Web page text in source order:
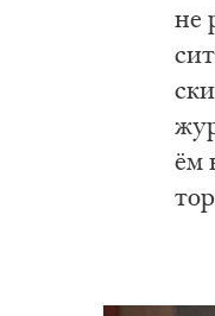
не
ём